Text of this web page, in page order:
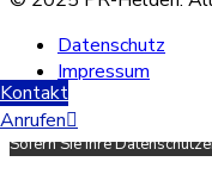
Kontakt
Anrufen
Datenschutz
Impressum
Scroll Up
Sofern Sie Ihre